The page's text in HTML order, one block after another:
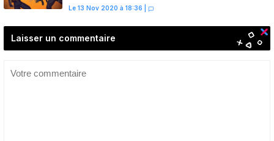
Le 13 Nov 2020 à 18:36
Laisser un commentaire